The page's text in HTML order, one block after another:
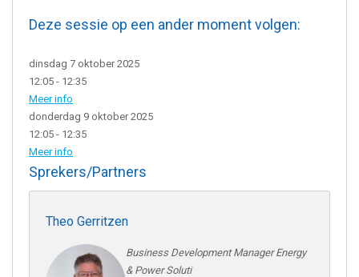
Deze sessie op een ander moment volgen:
dinsdag 7 oktober 2025
12:05 - 12:35
Meer info
donderdag 9 oktober 2025
12:05 - 12:35
Meer info
Sprekers/Partners
Theo Gerritzen
Business Development Manager Energy
& Power Soluti